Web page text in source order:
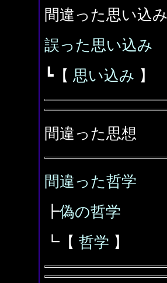
間違った思い込み
誤った思い込み
┗【 思い込み 】
間違った思想
間違った哲学
┣偽の哲学
┗【 哲学 】